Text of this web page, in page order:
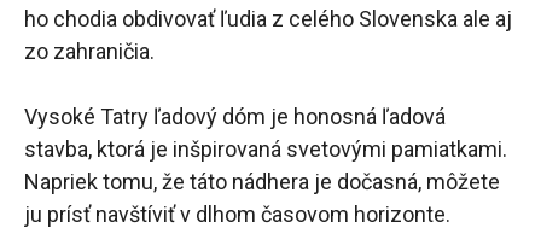
ho chodia obdivovať ľudia z celého Slovenska ale aj
zo zahraničia.
Vysoké Tatry ľadový dóm je honosná ľadová
stavba, ktorá je inšpirovaná svetovými pamiatkami.
Napriek tomu, že táto nádhera je dočasná, môžete
ju prísť navštíviť v dlhom časovom horizonte.